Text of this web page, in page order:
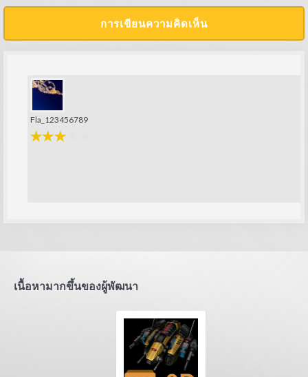
การเขียนความคิดเห็น
Fla_123456789
เนื้อหามากขึ้นของผู้พัฒนา